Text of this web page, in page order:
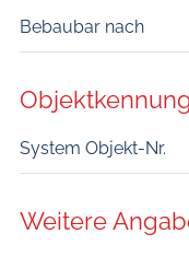
Bebaubar nach
Objektkennung
System Objekt-Nr.
Weitere